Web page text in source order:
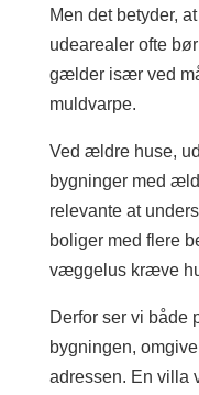
Men det betyder,
udearealer ofte
gælder især ved
muldvarpe.
Ved ældre huse,
bygninger med
relevante at
boliger med flere
væggelus kræve
Derfor ser vi både
bygningen,
adressen. En villa